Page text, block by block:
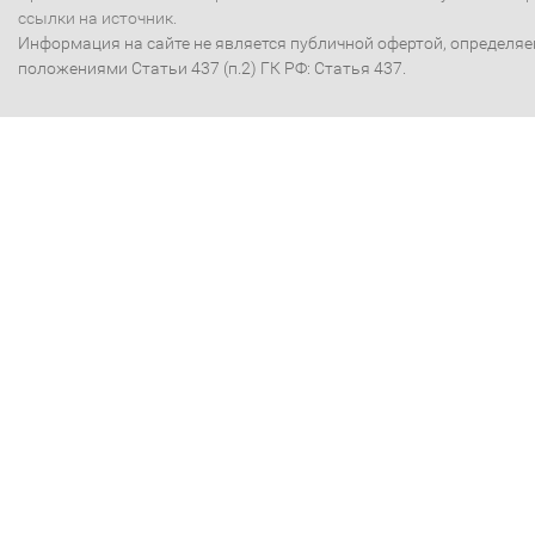
ссылки на источник.
Информация на сайте не является публичной офертой,
положениями Статьи 437 (п.2) ГК РФ: Статья 437.